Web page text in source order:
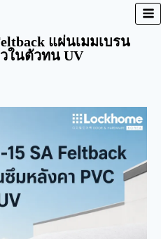
แผ่นเมมเบรน
ในตัวทน UV